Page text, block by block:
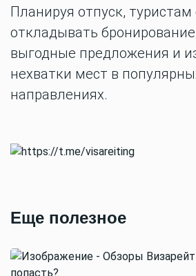
Планируя отпуск,
откладывать
выгодные предложения и
нехватки мест в
направлениях.
Еще полезное